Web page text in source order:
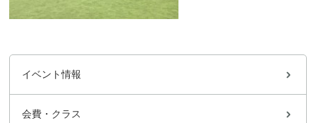
イベント情報
会費・クラス